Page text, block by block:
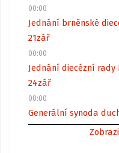
00:00
Jednání brněnské
21zář
00:00
Jednání diecézní rady
24zář
00:00
Generální synoda